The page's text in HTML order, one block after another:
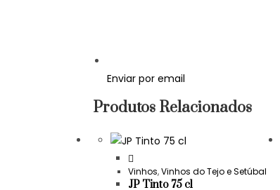
Enviar por email
Produtos Relacionados
Vinhos,Vinhos do Tejo e Setúbal
JP Tinto 75 cl